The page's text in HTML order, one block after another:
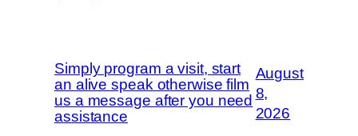
Simply program a visit, start
an alive speak otherwise film
us a message after you need
assistance
August
8,
2026